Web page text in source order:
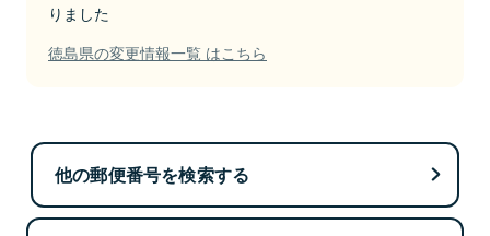
りました
徳島県の変更情報一覧 はこちら
他の郵便番号を検索する